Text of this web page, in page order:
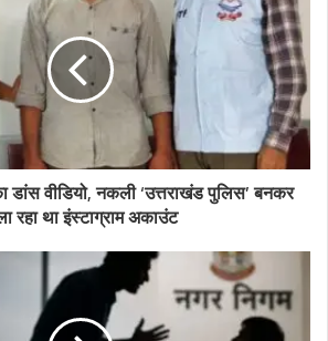
डांस वीडियो, नकली ‘उत्तराखंड पुलिस’ बनकर
रहा था इंस्टाग्राम अकाउंट